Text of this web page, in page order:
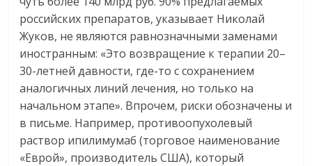
российских препаратов, указывает Николай
Жуков, не являются равнозначными заменами
иностранным: «Это возвращение к терапии 20–
30-летней давности, где-то с сохранением
аналогичных линий лечения, но только на
начальном этапе». Впрочем, риски обозначены и
в письме. Например, противоопухолевый
раствор ипилимумаб (торговое наименование
«Еврой», производитель США), который